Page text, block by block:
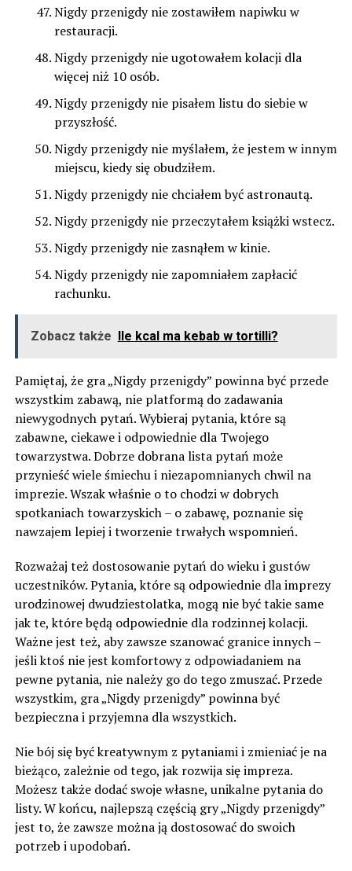
Nigdy przenigdy nie zostawiłem napiwku w
restauracji.
Nigdy przenigdy nie ugotowałem kolacji dla
więcej niż 10 osób.
Nigdy przenigdy nie pisałem listu do siebie w
przyszłość.
Nigdy przenigdy nie myślałem, że jestem w innym
miejscu, kiedy się obudziłem.
Nigdy przenigdy nie chciałem być astronautą.
Nigdy przenigdy nie przeczytałem książki wstecz.
Nigdy przenigdy nie zasnąłem w kinie.
Nigdy przenigdy nie zapomniałem zapłacić
rachunku.
Zobacz także Ile kcal ma kebab w tortilli?
Pamiętaj, że gra „Nigdy przenigdy” powinna być przede
wszystkim zabawą, nie platformą do zadawania
niewygodnych pytań. Wybieraj pytania, które są
zabawne, ciekawe i odpowiednie dla Twojego
towarzystwa. Dobrze dobrana lista pytań może
przynieść wiele śmiechu i niezapomnianych chwil na
imprezie. Wszak właśnie o to chodzi w dobrych
spotkaniach towarzyskich – o zabawę, poznanie się
nawzajem lepiej i tworzenie trwałych wspomnień.
Rozważaj też dostosowanie pytań do wieku i gustów
uczestników. Pytania, które są odpowiednie dla imprezy
urodzinowej dwudziestolatka, mogą nie być takie same
jak te, które będą odpowiednie dla rodzinnej kolacji.
Ważne jest też, aby zawsze szanować granice innych –
jeśli ktoś nie jest komfortowy z odpowiadaniem na
pewne pytania, nie należy go do tego zmuszać. Przede
wszystkim, gra „Nigdy przenigdy” powinna być
bezpieczna i przyjemna dla wszystkich.
Nie bój się być kreatywnym z pytaniami i zmieniać je na
bieżąco, zależnie od tego, jak rozwija się impreza.
Możesz także dodać swoje własne, unikalne pytania do
listy. W końcu, najlepszą częścią gry „Nigdy przenigdy”
jest to, że zawsze można ją dostosować do swoich
potrzeb i upodobań.